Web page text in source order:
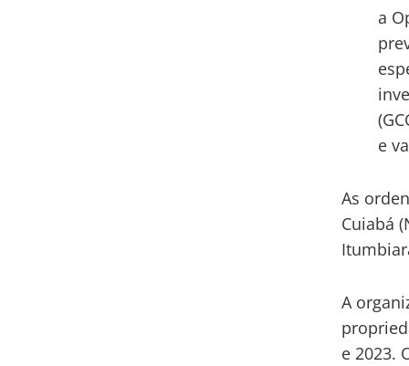
a
e
As
Cuiabá
A
e 2023.